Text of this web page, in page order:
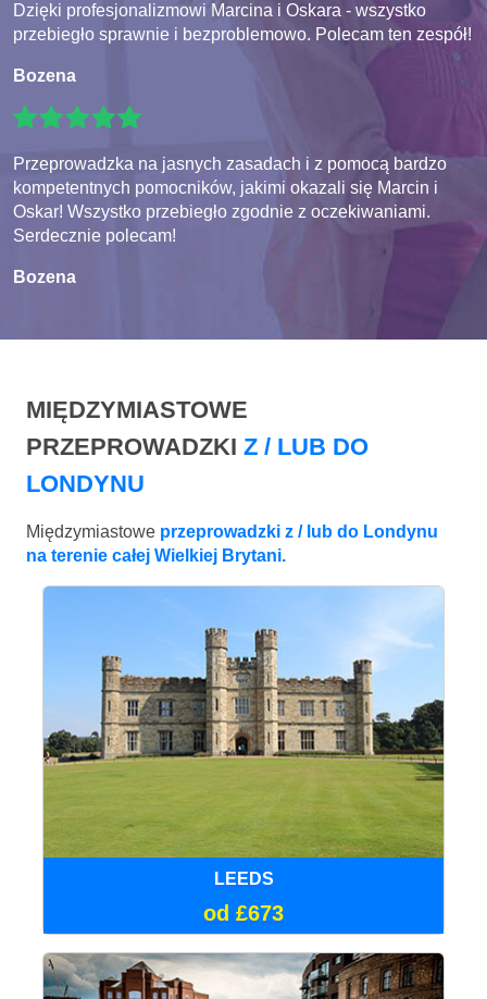
Dzięki profesjonalizmowi Marcina i Oskara - wszystko
przebiegło sprawnie i bezproblemowo. Polecam ten zespół!
Bozena
Przeprowadzka na jasnych zasadach i z pomocą bardzo
kompetentnych pomocników, jakimi okazali się Marcin i
Oskar! Wszystko przebiegło zgodnie z oczekiwaniami.
Serdecznie polecam!
Bozena
MIĘDZYMIASTOWE
PRZEPROWADZKI Z / LUB DO
LONDYNU
Międzymiastowe przeprowadzki z / lub do Londynu
na terenie całej Wielkiej Brytani.
LEEDS
od £673